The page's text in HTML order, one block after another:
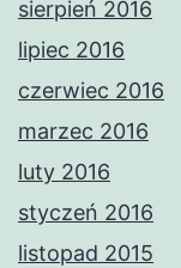
sierpień 2016
lipiec 2016
czerwiec 2016
marzec 2016
luty 2016
styczeń 2016
listopad 2015